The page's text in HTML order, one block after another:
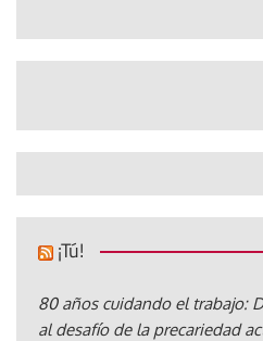
¡Tú!
80 años cuidando el trabajo:
al desafío de la precariedad